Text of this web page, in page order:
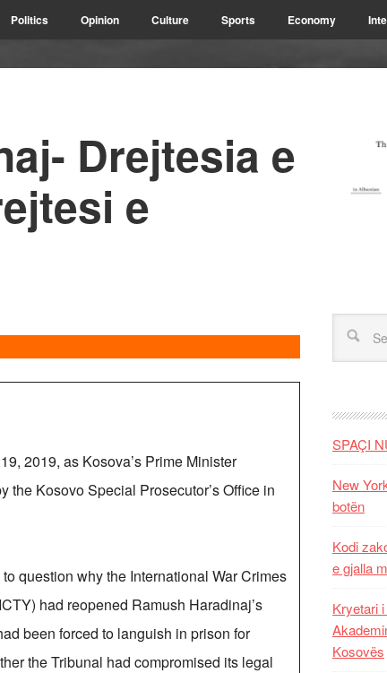
Politics Opinion Culture Sports Economy
Drejtesia e
e
2019, as Kosova’s Prime Minister
the Kosovo Special Prosecutor’s Office in
question why the International War Crimes
had reopened Ramush Haradinaj’s
been forced to languish in prison for
the Tribunal had compromised its legal
SPAÇI
New
botën
Kodi
e gjalla
Kryetari
Kosovës